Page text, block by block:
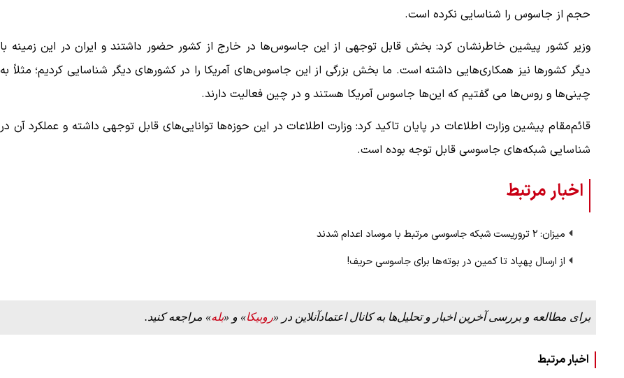
حجم از جاسوس را شناسایی نکرده است.
وزیر کشور پیشین خاطرنشان کرد: بخش قابل توجهی از این جاسوس‌ها در خارج از کشور حضور داشتند و ایران در این زمینه با
دیگر کشورها نیز همکاری‌هایی داشته است. ما بخش بزرگی از این جاسوس‌های آمریکا را در کشورهای دیگر شناسایی کردیم؛ مثلاً به
چینی‌ها و روس‌ها می گفتیم که این‌ها جاسوس آمریکا هستند و در چین فعالیت دارند.
قائم‌مقام پیشین وزارت اطلاعات در پایان تاکید کرد: وزارت اطلاعات در این حوزه‌ها توانایی‌های قابل توجهی داشته و عملکرد آن در
شناسایی شبکه‌های جاسوسی قابل توجه بوده است.
اخبار مرتبط
میزان: ۲ تروریست شبکه جاسوسی مرتبط با موساد اعدام شدند
از ارسال پهپاد تا کمین در بوته‌ها برای جاسوسی حریف!
برای مطالعه و بررسی آخرین اخبار و تحلیل‌ها به کانال اعتمادآنلاین در «روبیکا» و «بله» مراجعه کنید.
اخبار مرتبط